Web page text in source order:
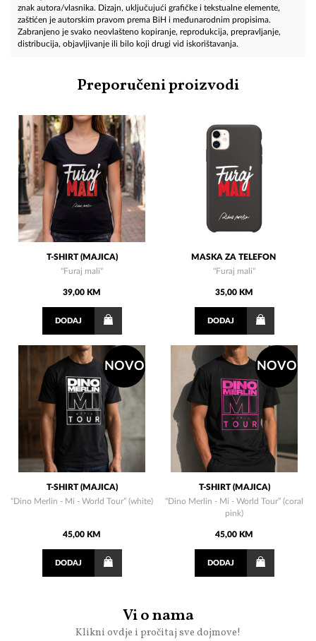
znak autora/vlasnika. Dizajn, uključujući grafičke i tekstualne elemente,
zaštićen je autorskim pravom prema BiH i međunarodnim propisima.
Zabranjeno je svako neovlašteno kopiranje, reprodukcija, prepravljanje,
distribucija, objavljivanje ili bilo koji drugi vid iskorištavanja.
Preporučeni proizvodi
T-SHIRT (MAJICA)
"Furaj mali"
39,00 KM
DODAJ
MASKA ZA TELEFON
"Furaj mali"
35,00 KM
DODAJ
NOVO
T-SHIRT (MAJICA)
“Dino Merlin - Mi - World Tour” (white)
45,00 KM
DODAJ
NOVO
T-SHIRT (MAJICA)
“Dino Merlin - Mi - World Tour” (coral
pink)
45,00 KM
DODAJ
Vi o nama
Klikni ovdje i pročitaj sve dojmove!